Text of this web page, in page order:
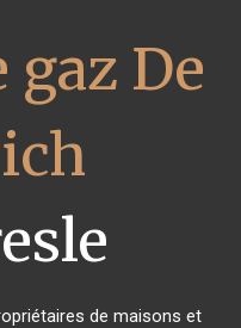
De
de maisons et